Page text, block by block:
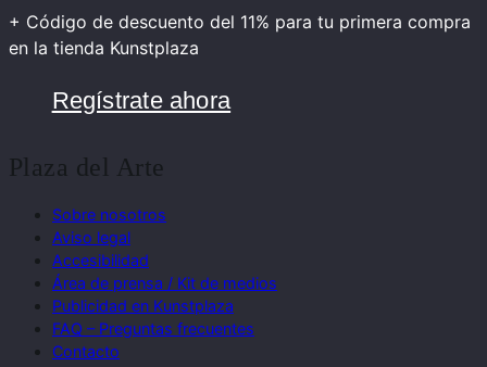
+ Código de descuento del 11% para tu primera compra
en la tienda Kunstplaza
Regístrate ahora
Plaza del Arte
Sobre nosotros
Aviso legal
Accesibilidad
Área de prensa / Kit de medios
Publicidad en Kunstplaza
FAQ – Preguntas frecuentes
Contacto